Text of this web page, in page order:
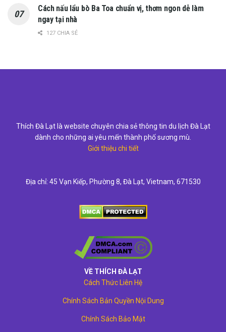
Cách nấu lẩu bò Ba Toa chuẩn vị, thơm ngon dễ làm
ngay tại nhà
127 CHIA SẺ
Thích Đà Lạt là website chuyên chia sẻ thông tin du lịch Đà Lạt
dành cho những ai yêu mến thành phố sương mù.
Giới thiệu chi tiết
Địa chỉ: 45 Vạn Kiếp, Phường 8, Đà Lạt, Vietnam, 671530
VỀ THÍCH ĐÀ LẠT
Cách Thức Liên Hệ
Chính Sách Bản Quyền Nội Dung
Chính Sách Bảo Mật